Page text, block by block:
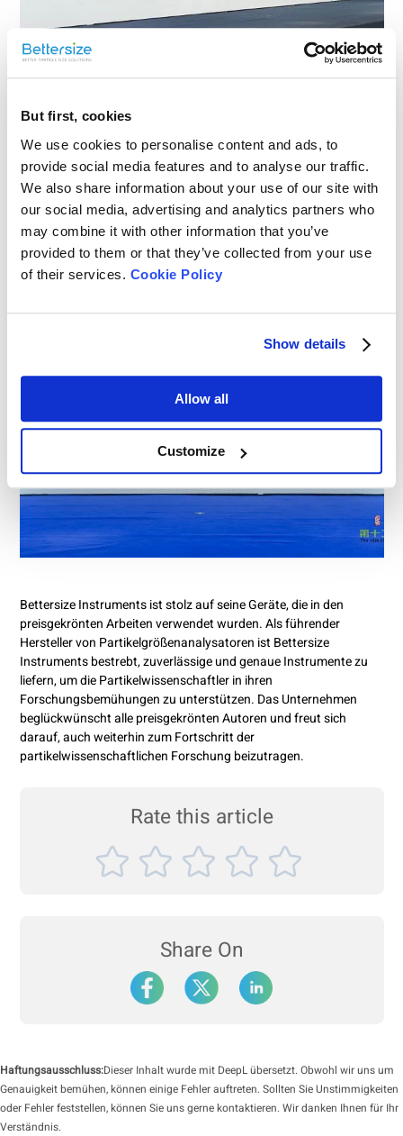
But first, cookies
We use cookies to personalise content and ads, to
provide social media features and to analyse our traffic.
We also share information about your use of our site with
our social media, advertising and analytics partners who
may combine it with other information that you’ve
provided to them or that they’ve collected from your use
of their services. Cookie Policy
Show details
Allow all
Customize
Bettersize Instruments ist stolz auf seine Geräte, die in den
preisgekrönten Arbeiten verwendet wurden. Als führender
Hersteller von Partikelgrößenanalysatoren ist Bettersize
Instruments bestrebt, zuverlässige und genaue Instrumente zu
liefern, um die Partikelwissenschaftler in ihren
Forschungsbemühungen zu unterstützen. Das Unternehmen
beglückwünscht alle preisgekrönten Autoren und freut sich
darauf, auch weiterhin zum Fortschritt der
partikelwissenschaftlichen Forschung beizutragen.
Rate this article
Share On
Haftungsausschluss:Dieser Inhalt wurde mit DeepL übersetzt. Obwohl wir uns um
Genauigkeit bemühen, können einige Fehler auftreten. Sollten Sie Unstimmigkeiten
oder Fehler feststellen, können Sie uns gerne kontaktieren. Wir danken Ihnen für Ihr
Verständnis.